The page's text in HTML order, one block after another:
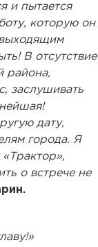
и пытается
которую он
В отсутствие
района,
заслушивать
дату,
города. Я
«Трактор»,
о встрече не